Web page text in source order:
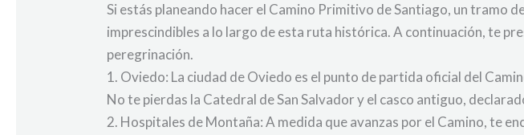
Si estás planeando hacer el Camino Primitivo de Santiago, un tramo
imprescindibles a lo largo de esta ruta histórica. A continuación, te
peregrinación.
1. Oviedo: La ciudad de Oviedo es el punto de partida oficial del
No te pierdas la Catedral de San Salvador y el casco antiguo,
2. Hospitales de Montaña: A medida que avanzas por el Camino, te